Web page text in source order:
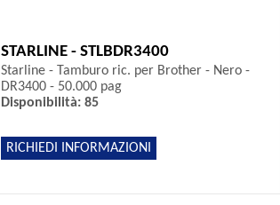
STARLINE - STLBDR3400
Starline - Tamburo ric. per Brother - Nero -
DR3400 - 50.000 pag
Disponibilità: 85
RICHIEDI INFORMAZIONI